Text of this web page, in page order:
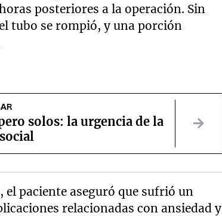
posteriores a la operación. Sin
tubo se rompió, y una porción
solos: la urgencia de la
paciente aseguró que sufrió un
relacionadas con ansiedad y